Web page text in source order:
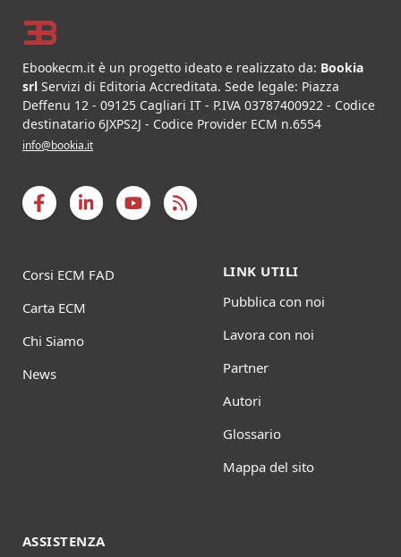
Ebookecm.it è un progetto ideato e realizzato da: Bookia
srl Servizi di Editoria Accreditata. Sede legale: Piazza
Deffenu 12 - 09125 Cagliari IT - P.IVA 03787400922 - Codice
destinatario 6JXPS2J - Codice Provider ECM n.6554
info@bookia.it
Corsi ECM FAD
Carta ECM
Chi Siamo
News
LINK UTILI
Pubblica con noi
Lavora con noi
Partner
Autori
Glossario
Mappa del sito
ASSISTENZA